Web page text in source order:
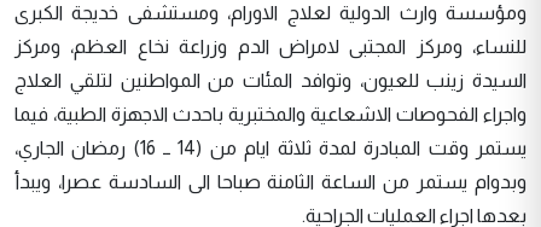
ومؤسسة وارث الدولية لعلاج الاورام، ومستشفى خديجة الكبرى
للنساء، ومركز المجتبى لامراض الدم وزراعة نخاع العظم، ومركز
السيدة زينب للعيون، وتوافد المئات من المواطنين لتلقي العلاج
واجراء الفحوصات الاشعاعية والمختبرية باحدث الاجهزة الطبية، فيما
يستمر وقت المبادرة لمدة ثلاثة ايام من (14 ــ 16) رمضان الجاري،
وبدوام يستمر من الساعة الثامنة صباحا الى السادسة عصرا، ويبدأ
بعدها اجراء العمليات الجراحية.